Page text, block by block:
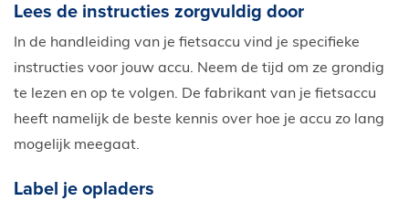
Lees de instructies zorgvuldig door
In de handleiding van je fietsaccu vind je specifieke
instructies voor jouw accu. Neem de tijd om ze grondig
te lezen en op te volgen. De fabrikant van je fietsaccu
heeft namelijk de beste kennis over hoe je accu zo lang
mogelijk meegaat.
Label je opladers